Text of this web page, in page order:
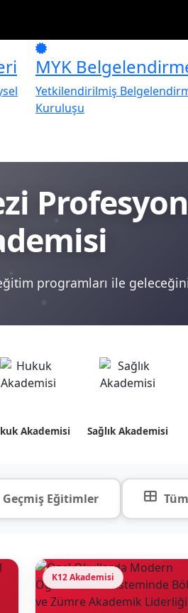
MYK
Yetkilendirilmiş
Kuruluşu
programları ile
Akademisi Sağlık Akademisi
Geçmiş Eğitimler
K12 Akademisi